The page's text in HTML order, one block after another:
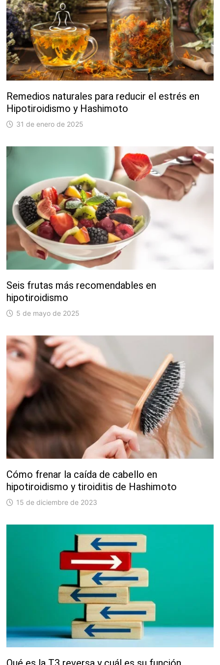
Remedios naturales para reducir el estrés en
Hipotiroidismo y Hashimoto
31 de enero de 2025
Seis frutas más recomendables en
hipotiroidismo
5 de mayo de 2025
Cómo frenar la caída de cabello en
hipotiroidismo y tiroiditis de Hashimoto
15 de diciembre de 2023